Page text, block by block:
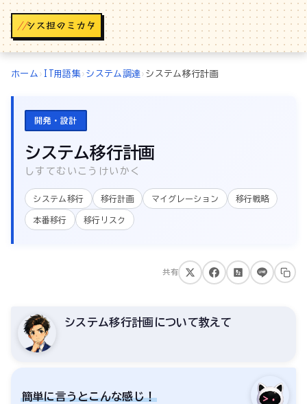
//
ホーム › IT用語集› システム調達› システム移行計画
開発・設計
システム移行計画
しすてむいこうけいかく
システム移行 移行計画 マイグレーション 移行戦略
本番移行 移行リスク
共有
システム移行計画について教えて
簡単に言うとこんな感じ！